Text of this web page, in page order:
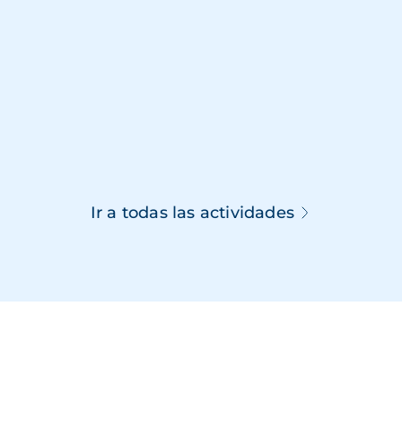
Ir a todas las actividades